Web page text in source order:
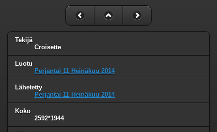
Tekijä
Croisette
Luotu
Perjantai 11 Heinäkuu 2014
Lähetetty
Perjantai 11 Heinäkuu 2014
Koko
2592*1944